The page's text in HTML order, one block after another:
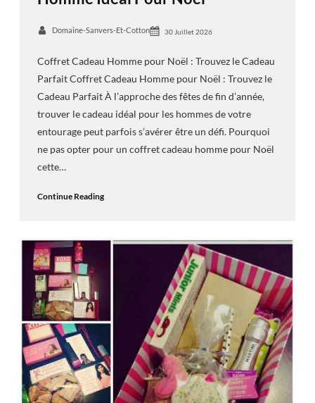
Domaine-Sanvers-Et-Cotton 30 Juillet 2026
Coffret Cadeau Homme pour Noël : Trouvez le Cadeau
Parfait Coffret Cadeau Homme pour Noël : Trouvez le
Cadeau Parfait À l’approche des fêtes de fin d’année,
trouver le cadeau idéal pour les hommes de votre
entourage peut parfois s’avérer être un défi. Pourquoi
ne pas opter pour un coffret cadeau homme pour Noël
cette…
Continue Reading